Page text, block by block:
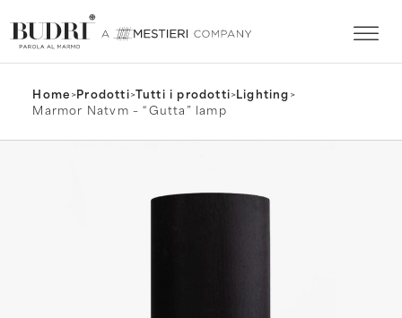
Home>Prodotti>Tutti i prodotti>Lighting>
Marmor Natvm – “Gutta” lamp